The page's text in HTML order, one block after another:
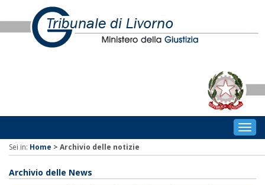
Sei in: Home > Archivio delle notizie
Archivio delle News